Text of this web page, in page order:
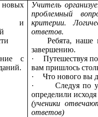
и
с
Учитель
проблем­ный
критерии.
ответов.
Ребята, наше
завершению.
·
Путешествуя
вам пришлось
·
Что нового вы
·
Следуя по
определили
(ученики
ответов)